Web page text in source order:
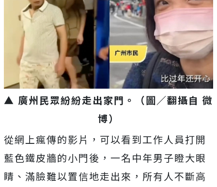
▲ 廣州民眾紛紛走出家門。（圖／翻攝自 微
博）
從網上瘋傳的影片，可以看到工作人員打開
藍色鐵皮牆的小門後，一名中年男子瞪大眼
睛、滿臉難以置信地走出來，所有人不斷高